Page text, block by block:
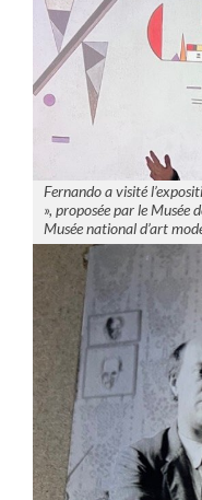
Fernando a visité
», proposée par le Musée
Musée national d’art